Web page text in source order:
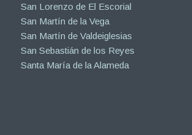
San Lorenzo de El Escorial
San Martín de la Vega
San Martín de Valdeiglesias
San Sebastián de los Reyes
Santa María de la Alameda